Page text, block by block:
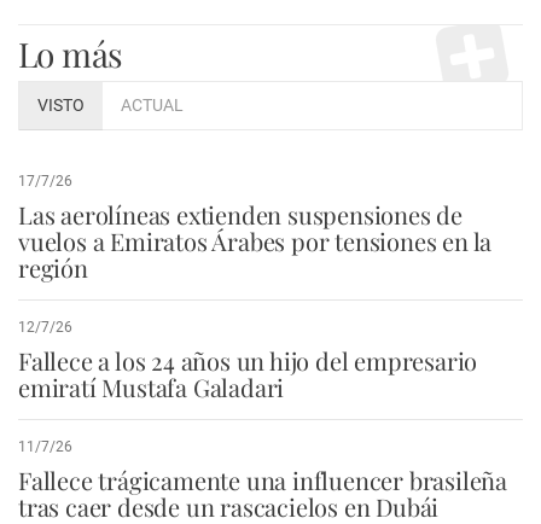
Lo más
VISTO ACTUAL
17/7/26
Las aerolíneas extienden suspensiones de
vuelos a Emiratos Árabes por tensiones en la
región
12/7/26
Fallece a los 24 años un hijo del empresario
emiratí Mustafa Galadari
11/7/26
Fallece trágicamente una influencer brasileña
tras caer desde un rascacielos en Dubái